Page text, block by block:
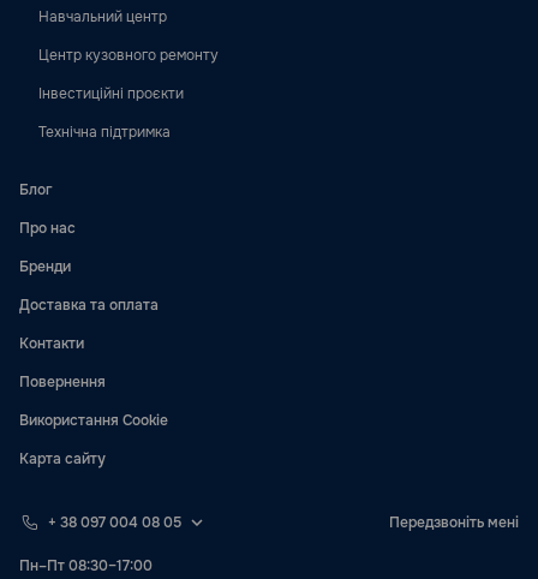
Навчальний центр
Центр кузовного ремонту
Інвестиційні проєкти
Технічна підтримка
Блог
Про нас
Бренди
Доставка та оплата
Контакти
Повернення
Використання Cookie
Карта сайту
+ 38 097 004 08 05 Передзвоніть мені
Пн–Пт 08:30–17:00